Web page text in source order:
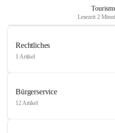
Lesezeit 2
Rechtliches
1 Artikel
Bürgerservice
12 Artikel